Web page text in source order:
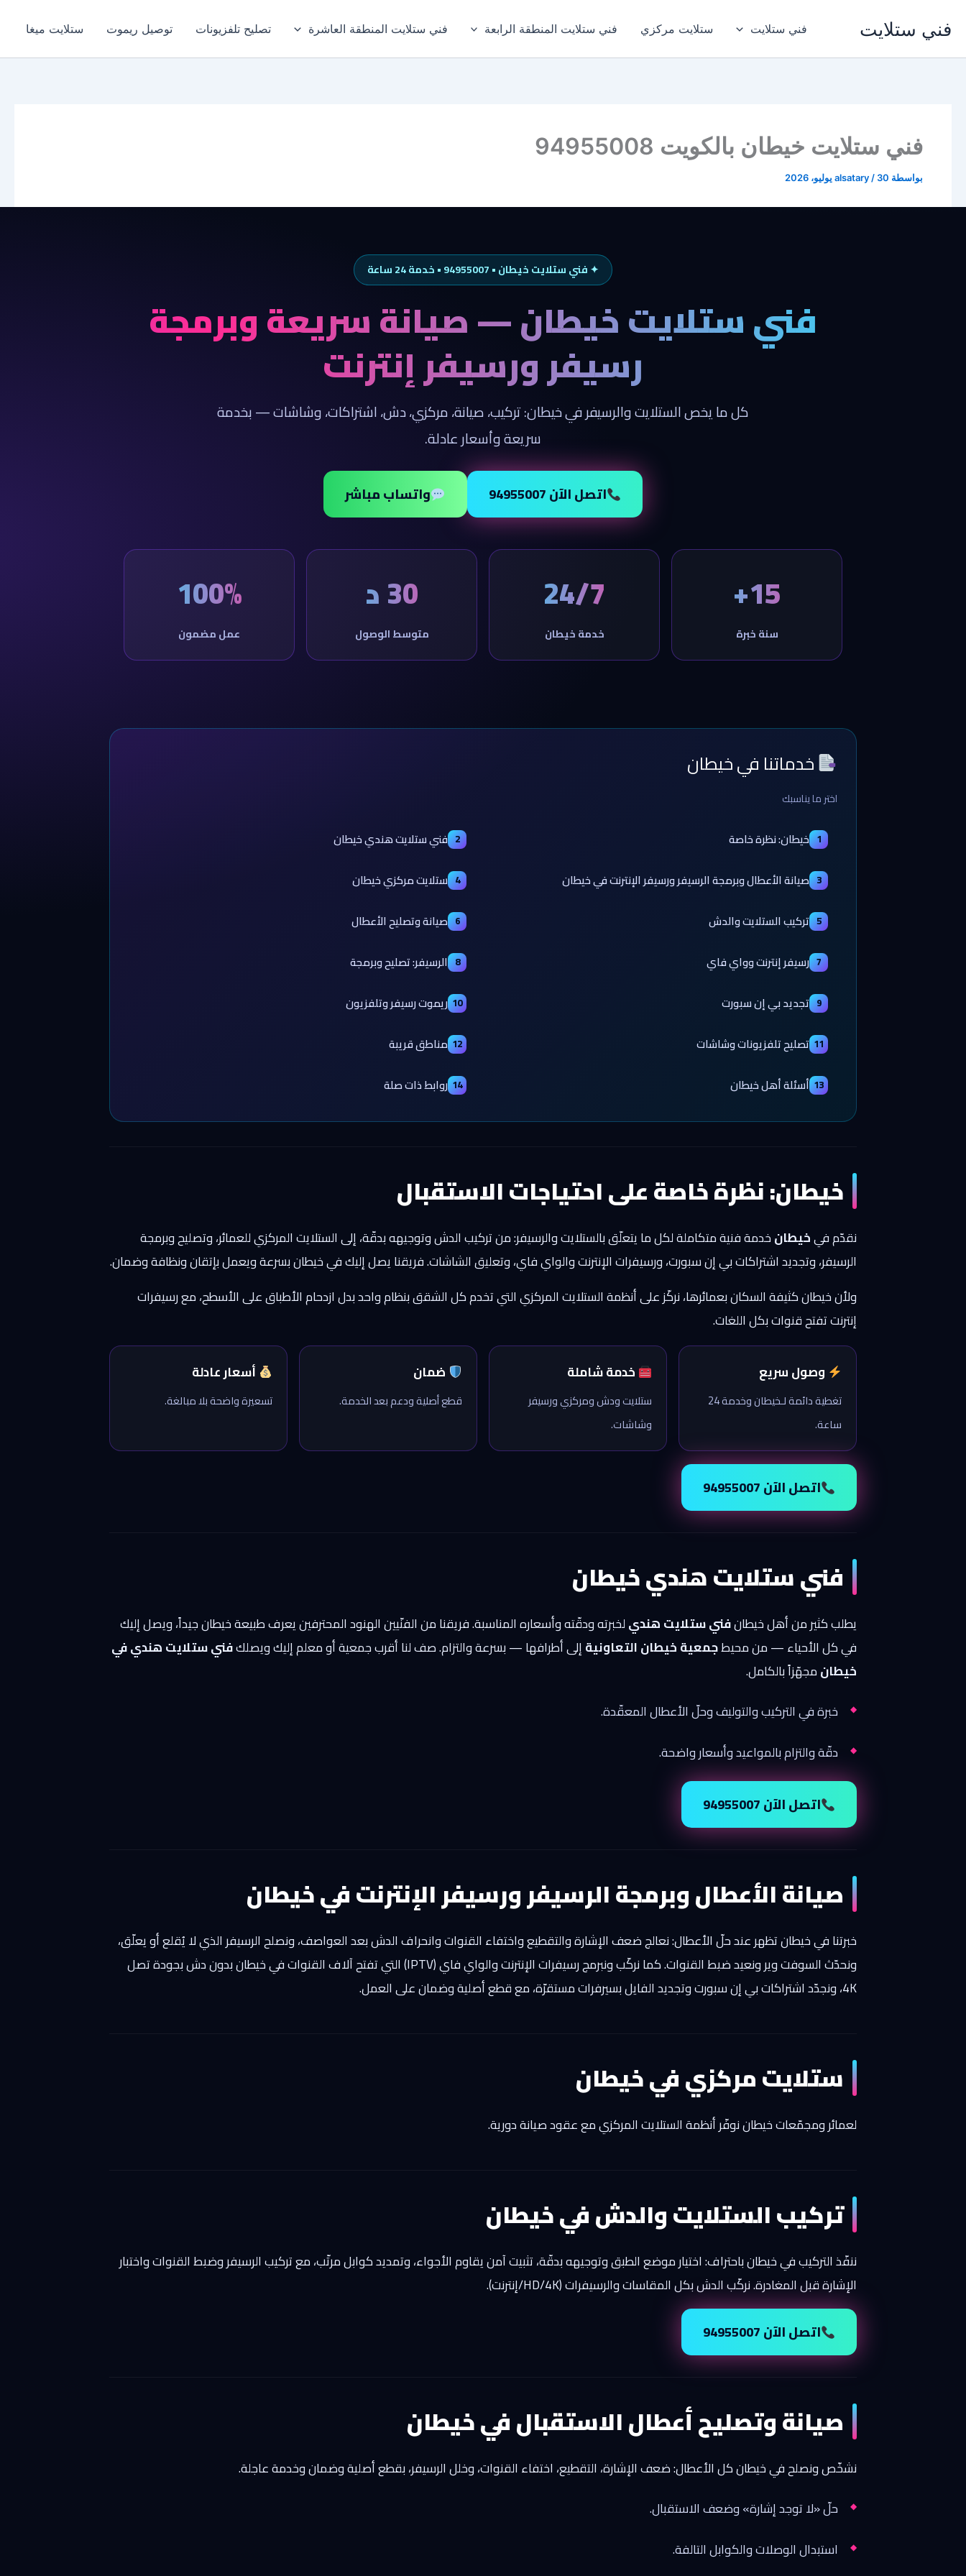
فني ستلايت فني ستلايت ستلايت مركزي فني ستلايت المنطقة الرابعة فني ستلايت المنطقة العاشرة تصليح تلفزيونات توصيل ريموت ستلايت ميغا
فني ستلايت خيطان بالكويت 94955008
بواسطة alsatary / 30 يوليو، 2026
✦ فني ستلايت خيطان • 94955007 • خدمة 24 ساعة
فني ستلايت خيطان — صيانة سريعة وبرمجة
رسيفر ورسيفر إنترنت
كل ما يخص الستلايت والرسيفر في خيطان: تركيب، صيانة، مركزي، دش، اشتراكات، وشاشات — بخدمة
سريعة وأسعار عادلة.
اتصل الآن 94955007 واتساب مباشر
15+
سنة خبرة
24/7
خدمة خيطان
30 د
متوسط الوصول
100%
عمل مضمون
خدماتنا في خيطان
اختر ما يناسبك
1 خيطان: نظرة خاصة 2 فني ستلايت هندي خيطان
3 صيانة الأعطال وبرمجة الرسيفر ورسيفر الإنترنت في خيطان 4 ستلايت مركزي خيطان
5 تركيب الستلايت والدش 6 صيانة وتصليح الأعطال
7 رسيفر إنترنت وواي فاي 8 الرسيفر: تصليح وبرمجة
9 تجديد بي إن سبورت 10 ريموت رسيفر وتلفزيون
11 تصليح تلفزيونات وشاشات 12 مناطق قريبة
13 أسئلة أهل خيطان 14 روابط ذات صلة
خيطان: نظرة خاصة على احتياجات الاستقبال
نقدّم فيخيطانخدمة فنية متكاملة لكل ما يتعلّق بالستلايت والرسيفر: من تركيب الدش وتوجيهه بدقّة، إلى الستلايت المركزي للعمائر، وتصليح وبرمجة
الرسيفر، وتجديد اشتراكات بي إن سبورت، ورسيفرات الإنترنت والواي فاي، وتعليق الشاشات. فريقنا يصل إليك في خيطان بسرعة ويعمل بإتقان ونظافة وضمان.
ولأن خيطان كثيفة السكان بعمائرها، نركّز على أنظمة الستلايت المركزي التي تخدم كل الشقق بنظام واحد بدل ازدحام الأطباق على الأسطح، مع رسيفرات
إنترنت تفتح قنوات بكل اللغات.
وصول سريع
تغطية دائمة لـخيطان وخدمة 24
ساعة.
خدمة شاملة
ستلايت ودش ومركزي ورسيفر
وشاشات.
ضمان
قطع أصلية ودعم بعد الخدمة.
أسعار عادلة
تسعيرة واضحة بلا مبالغة.
اتصل الآن 94955007
فني ستلايت هندي خيطان
يطلب كثير من أهل خيطانفني ستلايت هنديلخبرته ودقّته وأسعاره المناسبة. فريقنا من الفنّيين الهنود المحترفين يعرف طبيعة خيطان جيداً، ويصل إليك
في كل الأحياء — من محيطجمعية خيطان التعاونيةإلى أطرافها — بسرعة والتزام. صف لنا أقرب جمعية أو معلم إليك ويصلكفني ستلايت هندي في
خيطانمجهّزاً بالكامل.
خبرة في التركيب والتوليف وحلّ الأعطال المعقّدة.
دقّة والتزام بالمواعيد وأسعار واضحة.
اتصل الآن 94955007
صيانة الأعطال وبرمجة الرسيفر ورسيفر الإنترنت في خيطان
خبرتنا في خيطان تظهر عند حلّ الأعطال: نعالج ضعف الإشارة والتقطيع واختفاء القنوات وانحراف الدش بعد العواصف، ونصلح الرسيفر الذي لا يُقلع أو يعلّق،
ونحدّث السوفت وير ونعيد ضبط القنوات. كما نركّب ونبرمج رسيفرات الإنترنت والواي فاي (IPTV) التي تفتح آلاف القنوات في خيطان بدون دش بجودة تصل
4K، ونجدّد اشتراكات بي إن سبورت وتجديد الفايل بسيرفرات مستقرّة، مع قطع أصلية وضمان على العمل.
ستلايت مركزي في خيطان
لعمائر ومجمّعات خيطان نوفّر أنظمة الستلايت المركزي مع عقود صيانة دورية.
تركيب الستلايت والدش في خيطان
ننفّذ التركيب في خيطان باحتراف: اختيار موضع الطبق وتوجيهه بدقّة، تثبيت آمن يقاوم الأجواء، وتمديد كوابل مرتّب، مع تركيب الرسيفر وضبط القنوات واختبار
الإشارة قبل المغادرة. نركّب الدش بكل المقاسات والرسيفرات (HD/4K/إنترنت).
اتصل الآن 94955007
صيانة وتصليح أعطال الاستقبال في خيطان
نشخّص ونصلح في خيطان كل الأعطال: ضعف الإشارة، التقطيع، اختفاء القنوات، وخلل الرسيفر، بقطع أصلية وضمان وخدمة عاجلة.
حلّ «لا توجد إشارة» وضعف الاستقبال.
استبدال الوصلات والكوابل التالفة.